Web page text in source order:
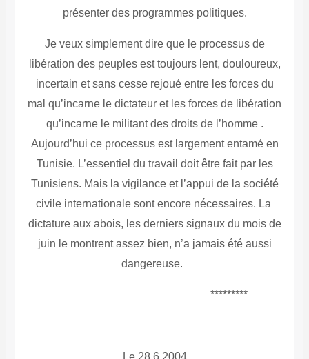
présenter des programmes politiques.
Je veux simplement dire que le processus de
libération des peuples est toujours lent, douloureux,
incertain et sans cesse rejoué entre les forces du
mal qu’incarne le dictateur et les forces de libération
qu’incarne le militant des droits de l’homme .
Aujourd’hui ce processus est largement entamé en
Tunisie. L’essentiel du travail doit être fait par les
Tunisiens. Mais la vigilance et l’appui de la société
civile internationale sont encore nécessaires. La
dictature aux abois, les derniers signaux du mois de
juin le montrent assez bien, n’a jamais été aussi
dangereuse.
*********